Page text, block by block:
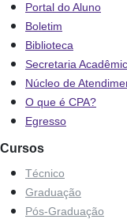
Portal do Aluno
Boletim
Biblioteca
Secretaria
Núcleo de
O que é CPA?
Egresso
Cursos
Técnico
Graduação
Pós-Graduação